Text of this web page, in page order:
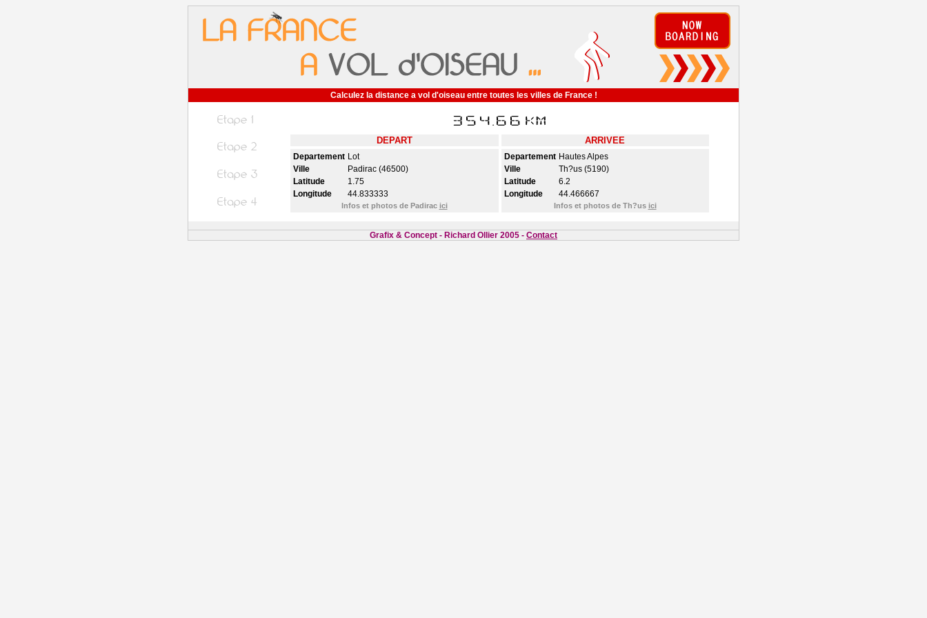
Calculez la distance a vol d'oiseau entre toutes les villes de France !
DEPART ARRIVEE
Departement Lot
Ville
Padirac (46500)
Latitude
1.75
Longitude
44.833333
Infos et photos de Padirac ici
Departement Hautes Alpes
Ville
Th?us (5190)
Latitude
6.2
Longitude
44.466667
Infos et photos de Th?us ici
Grafix & Concept - Richard Ollier 2005 - Contact